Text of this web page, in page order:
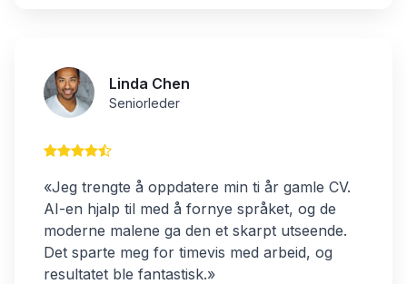
Linda Chen
Seniorleder
«Jeg trengte å oppdatere min ti år gamle CV.
AI-en hjalp til med å fornye språket, og de
moderne malene ga den et skarpt utseende.
Det sparte meg for timevis med arbeid, og
resultatet ble fantastisk.»